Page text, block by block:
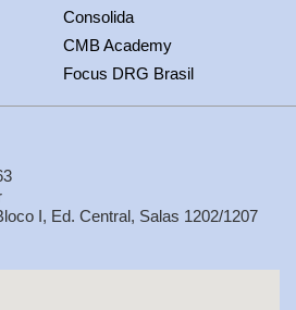
Consolida
CMB Academy
Focus DRG Brasil
I, Ed. Central, Salas 1202/1207